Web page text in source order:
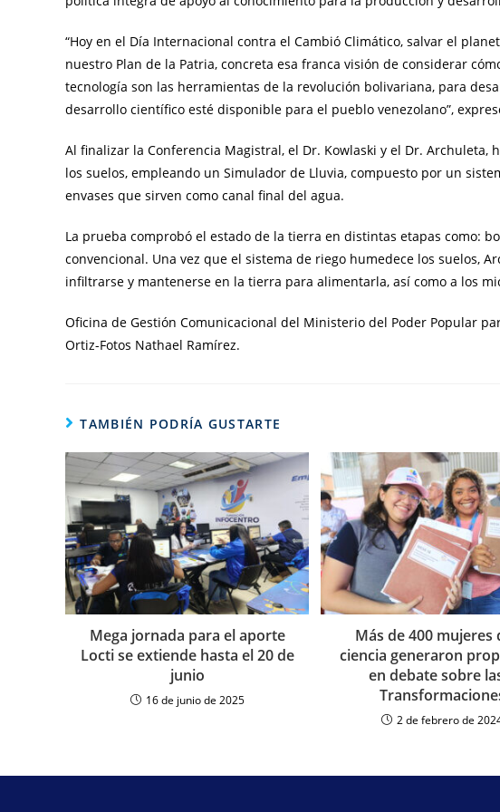
“Hoy en el Día Internacional contra el Cambió Climático, salvar el
nuestro Plan de la Patria, concreta esa franca visión de considerar
tecnología son las herramientas de la revolución bolivariana, para
desarrollo científico esté disponible para el pueblo venezolano”,
Al finalizar la Conferencia Magistral, el Dr. Kowlaski y el Dr.
los suelos, empleando un Simulador de Lluvia, compuesto por un
envases que sirven como canal final del agua.
La prueba comprobó el estado de la tierra en distintas etapas como:
convencional. Una vez que el sistema de riego humedece los suelos,
infiltrarse y mantenerse en la tierra para alimentarla, así como a los
Oficina de Gestión Comunicacional del Ministerio del Poder Popular
Ortiz-Fotos Nathael Ramírez.
TAMBIÉN PODRÍA GUSTARTE
Mega jornada para el aporte
Locti se extiende hasta el 20 de
junio
16 de junio de 2025
Más de 400 mujeres
ciencia generaron
en debate sobre
2 de febrero de